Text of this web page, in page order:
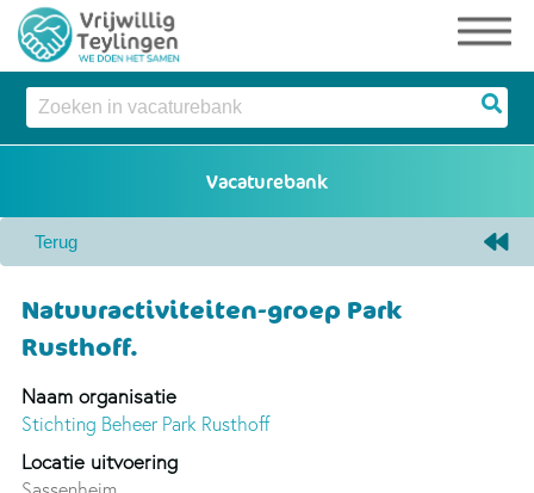
Natuuractiviteiten-groep Park
Rusthoff.
Naam organisatie
Stichting Beheer Park Rusthoff
Locatie uitvoering